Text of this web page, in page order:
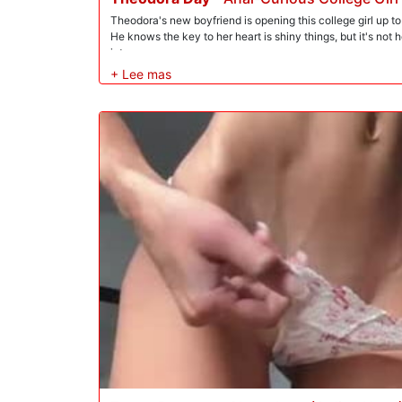
Theodora's new boyfriend is opening this college girl up
He knows the key to her heart is shiny things, but it's not
into...